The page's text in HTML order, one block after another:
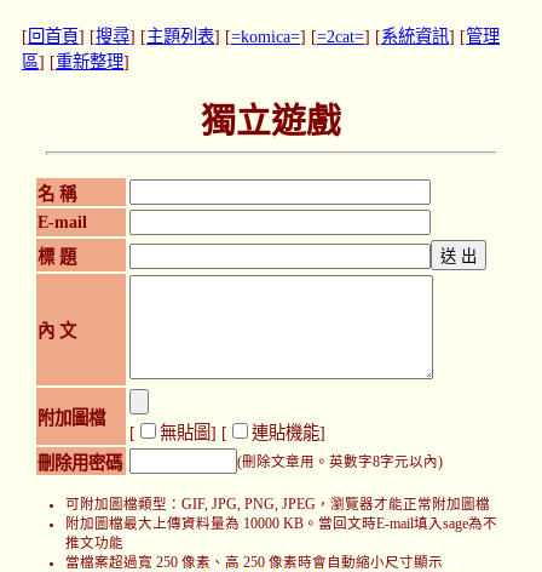
[ 回首頁] [搜尋] [主題列表] [=komica=] [=2cat=] [系統資訊] [管理
區] [重新整理]
獨立遊戲
名 稱
E-mail
標 題
內 文
附加圖檔
[ 無貼圖] [ 連貼機能]
刪除用密碼
(刪除文章用。英數字8字元以內)
可附加圖檔類型：GIF, JPG, PNG, JPEG，瀏覽器才能正常附加圖檔
附加圖檔最大上傳資料量為 10000 KB。當回文時E-mail填入sage為不
推文功能
當檔案超過寬 250 像素、高 250 像素時會自動縮小尺寸顯示